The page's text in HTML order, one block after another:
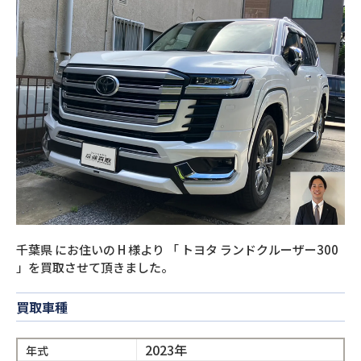
閉じる
千葉県にお住いの H様より 「 トヨタ ランドクルーザー300
」を買取させて頂きました。
買取車種
年式 2023年